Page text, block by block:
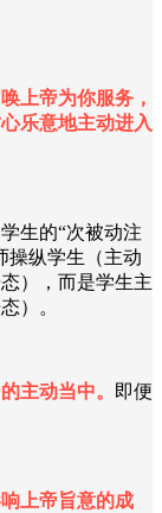
上帝为你服务，
乐意地主动进入
生的“次被动注
操纵学生（主动
），而是学生主
）。
主动当中。
即便
上帝旨意的成